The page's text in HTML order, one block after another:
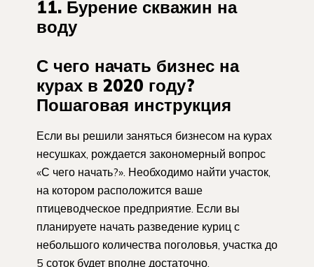
11. Бурение скважин на
воду
С чего начать бизнес на
курах в 2020 году?
Пошаговая инструкция
Если вы решили заняться бизнесом на курах
несушках, рождается закономерный вопрос
«С чего начать?». Необходимо найти участок,
на котором расположится ваше
птицеводческое предприятие. Если вы
планируете начать разведение куриц с
небольшого количества поголовья, участка до
5 соток будет вполне достаточно.